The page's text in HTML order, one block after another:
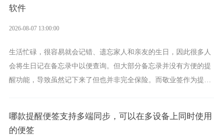
软件
2026-08-07 13:00:00
生活忙碌，很容易就会记错、遗忘家人和亲友的生日，因此很多人
会将生日记在备忘录中以便查询。但大部分备忘录并没有方便的提
醒功能，导致虽然记下来了但也并非完全保险。而敬业签作为提醒
哪款提醒便签支持多端同步，可以在多设备上同时使用
的便签